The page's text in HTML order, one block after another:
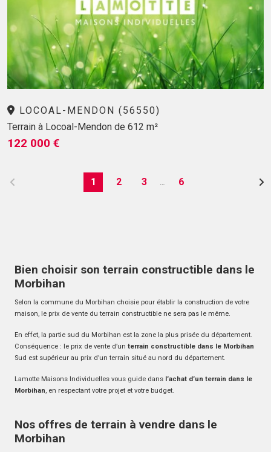
LOCOAL-MENDON (56550)
Terrain à Locoal-Mendon de 612 m²
122 000 €
1 2 3 6
Bien choisir son terrain constructible dans le
Morbihan
Selon la commune du Morbihan choisie pour établir la construction de votre
maison, le prix de vente du terrain constructible ne sera pas le même.
En effet, la partie sud du Morbihan est la zone la plus prisée du département.
Conséquence : le prix de vente d’un terrain constructible dans le Morbihan
Sud est supérieur au prix d’un terrain situé au nord du département.
Lamotte Maisons Individuelles vous guide dans l’achat d’un terrain dans le
Morbihan, en respectant votre projet et votre budget.
Nos offres de terrain à vendre dans le
Morbihan